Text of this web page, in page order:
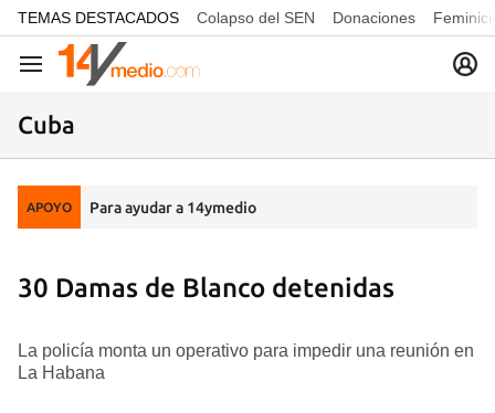
common.go-to-content
TEMAS DESTACADOS Colapso del SEN Donaciones
Navegación
Cuba
APOYO Para ayudar a 14ymedio
30 Damas de Blanco detenidas
La policía monta un operativo para impedir una reunión en
La Habana